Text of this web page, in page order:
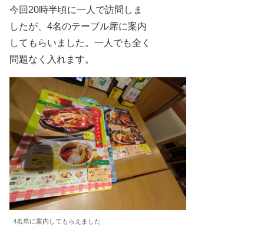
今回20時半頃に一人で訪問しま
したが、4名のテーブル席に案内
してもらいました。一人でも全く
問題なく入れます。
4名席に案内してもらえました